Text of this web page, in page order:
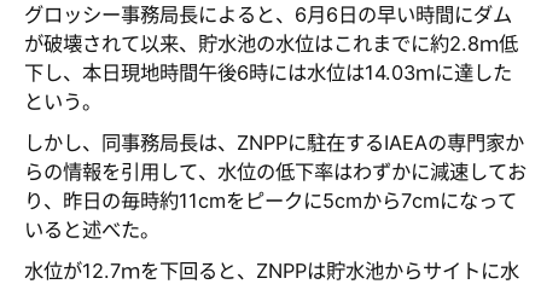
グロッシー事務局長によると、6月6日の早い時間にダム
が破壊されて以来、貯水池の水位はこれまでに約2.8ｍ低
下し、本日現地時間午後6時には水位は14.03ｍに達した
という。
しかし、同事務局長は、ZNPPに駐在するIAEAの専門家か
らの情報を引用して、水位の低下率はわずかに減速してお
り、昨日の毎時約11cmをピークに5cmから7cmになって
いると述べた。
水位が12.7ｍを下回ると、ZNPPは貯水池からサイトに水